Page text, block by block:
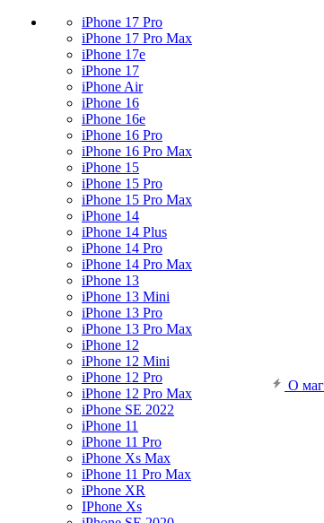
iPhone 17 Pro
iPhone 17 Pro Max
iPhone 17e
iPhone 17
iPhone Air
iPhone 16
iPhone 16e
iPhone 16 Pro
iPhone 16 Pro Max
iPhone 15
iPhone 15 Pro
iPhone 15 Pro Max
iPhone 14
iPhone 14 Plus
iPhone 14 Pro
iPhone 14 Pro Max
iPhone 13
iPhone 13 Mini
iPhone 13 Pro
iPhone 13 Pro Max
iPhone 12
iPhone 12 Mini
iPhone 12 Pro
iPhone 12 Pro Max
iPhone SE 2022
iPhone 11
iPhone 11 Pro
iPhone Xs Max
iPhone 11 Pro Max
iPhone XR
IPhone Xs
О